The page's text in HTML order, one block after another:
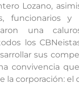
Lozano,
funcionarios
una
los
sus
convivencia
la corporación: el